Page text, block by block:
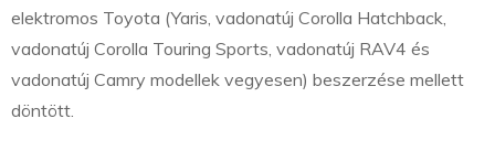
elektromos Toyota (Yaris, vadonatúj Corolla Hatchback,
vadonatúj Corolla Touring Sports, vadonatúj RAV4 és
vadonatúj Camry modellek vegyesen) beszerzése mellett
döntött.